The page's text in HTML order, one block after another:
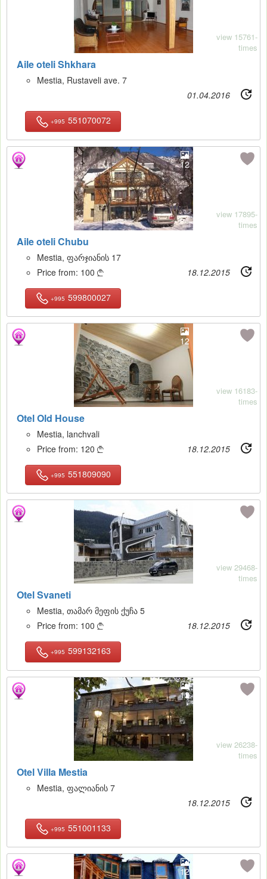
Aile oteli Shkhara
view 15761-
times
Mestia, Rustaveli ave. 7
01.04.2016
+995 551070072
12
Aile oteli Chubu
view 17895-
times
Mestia, ფარჯიანის 17
Price from: 100  18.12.2015
+995 599800027
12
Otel Old House
view 16183-
times
Mestia, lanchvali
Price from: 120  18.12.2015
+995 551809090
12
Otel Svaneti
view 29468-
times
Mestia, თამარ მეფის ქუჩა 5
Price from: 100  18.12.2015
+995 599132163
12
Otel Villa Mestia
view 26238-
times
Mestia, ფალიანის 7
18.12.2015
+995 551001133
12